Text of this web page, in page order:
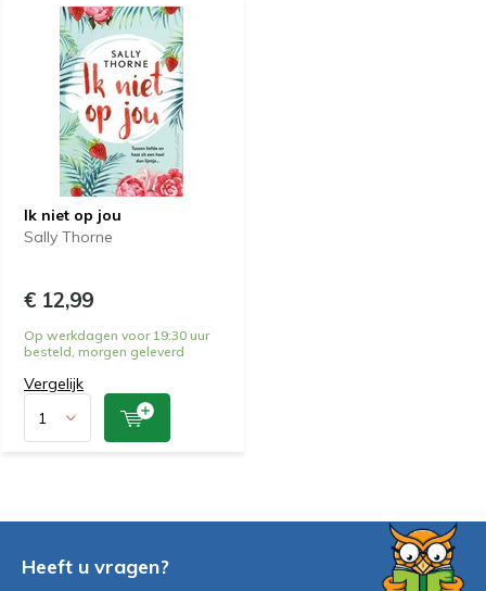
Ik niet op jou
Sally Thorne
€ 12,99
Op werkdagen voor 19:30 uur
besteld, morgen geleverd
Vergelijk
Heeft u vragen?